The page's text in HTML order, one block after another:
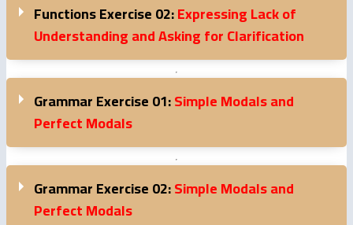
Functions Exercise 02:Expressing Lack of
Understanding and Asking for Clarification
Grammar Exercise 01:Simple Modals and
Perfect Modals
Grammar Exercise 02:Simple Modals and
Perfect Modals